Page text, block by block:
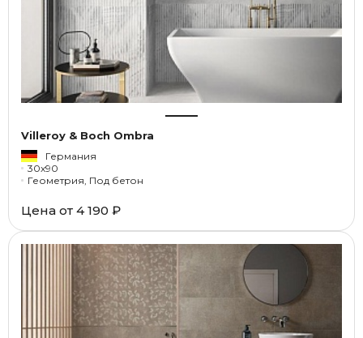
Villeroy & Boch Ombra
Германия
30x90
Геометрия, Под бетон
Цена от 4 190 ₽